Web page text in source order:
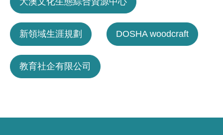
新領域生涯規劃 DOSHA woodcraft
教育社企有限公司